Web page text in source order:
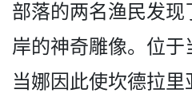
部落的两­名渔民发
岸的神奇雕像。位
当娜因此使坎德拉